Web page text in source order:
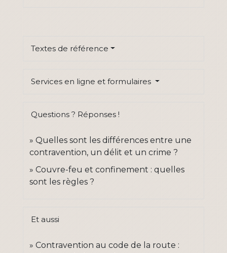
Textes de référence
Services en ligne et formulaires
Questions ? Réponses !
Quelles sont les différences entre une
contravention, un délit et un crime ?
Couvre-feu et confinement : quelles
sont les règles ?
Et aussi
Contravention au code de la route :